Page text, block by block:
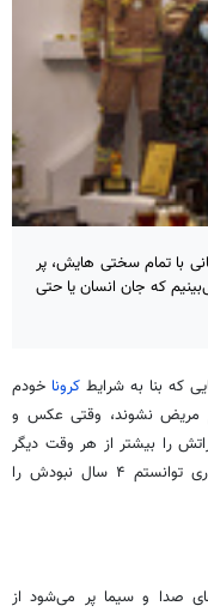
با تمام سختی هایش، پر
که جان انسان یا حتی
که بنا به شرایط کرونا خودم
مریض نشوند، وقتی عکس و
را بیشتر از هر وقت دیگر
توانستم ۴ سال نبودش را
صدا و سیما پر می‌شود از